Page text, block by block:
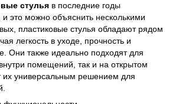
стулья в последние годы
и это можно объяснить несколькими
пластиковые стулья обладают рядом
легкость в уходе, прочность и
Они также идеально подходят для
помещений, так и на открытом
их универсальным решением для